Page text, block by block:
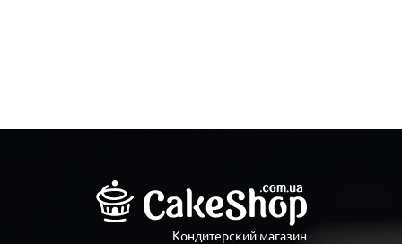
Кондитерский магазин